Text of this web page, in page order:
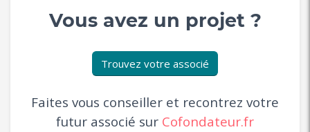
Vous avez un projet ?
Trouvez votre associé
Faites vous conseiller et recontrez votre
futur associé sur Cofondateur.fr